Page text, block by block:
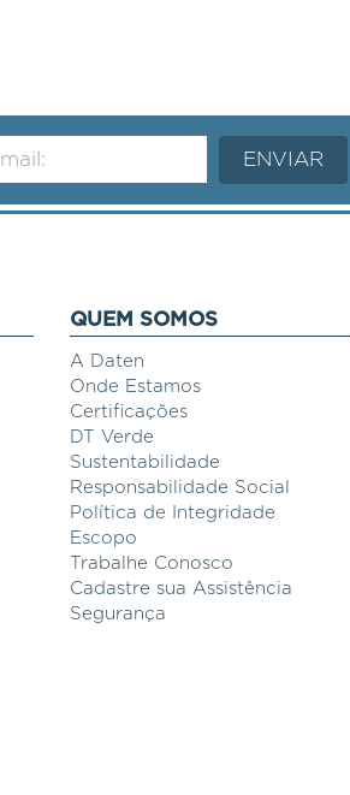
QUEM SOMOS
A Daten
Onde Estamos
Certificações
DT Verde
Sustentabilidade
Responsabilidade Social
Política de Integridade
Escopo
Trabalhe Conosco
Cadastre sua Assistência
Segurança